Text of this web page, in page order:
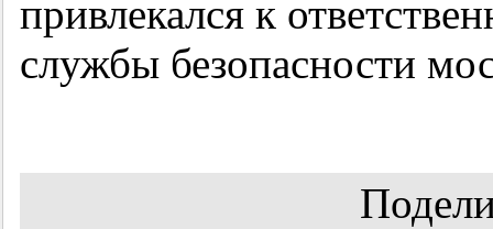
привлекался к
службы безопасности